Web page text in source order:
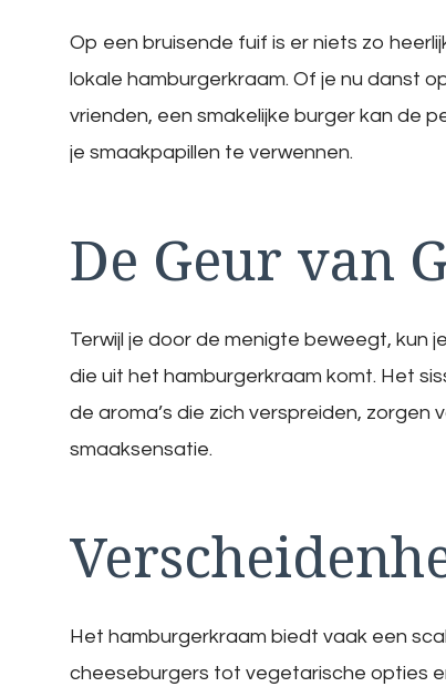
Op een bruisende fuif is er niets zo
lokale hamburgerkraam. Of je nu danst
vrienden, een smakelijke burger kan de
je smaakpapillen te verwennen.
De Geur van
Terwijl je door de menigte beweegt, kun
die uit het hamburgerkraam komt. Het
de aroma’s die zich verspreiden,
smaaksensatie.
Het hamburgerkraam biedt vaak een
cheeseburgers tot vegetarische opties